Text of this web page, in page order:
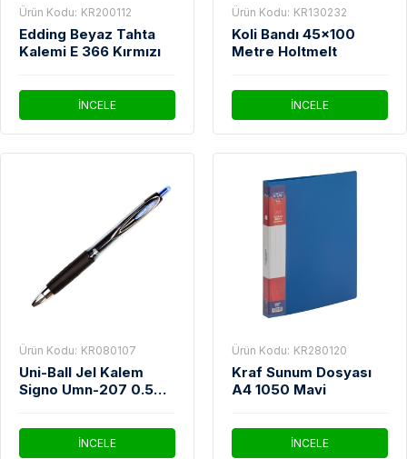
Ürün Kodu: KR200112
Edding Beyaz Tahta
Kalemi E 366 Kırmızı
İNCELE
Ürün Kodu: KR130232
Koli Bandı 45x100
Metre Holtmelt
İNCELE
Ürün Kodu: KR080107
Uni-Ball Jel Kalem
Signo Umn-207 0.5
İNCELE
Ürün Kodu: KR280120
Kraf Sunum Dosyası
A4 1050 Mavi
İNCELE